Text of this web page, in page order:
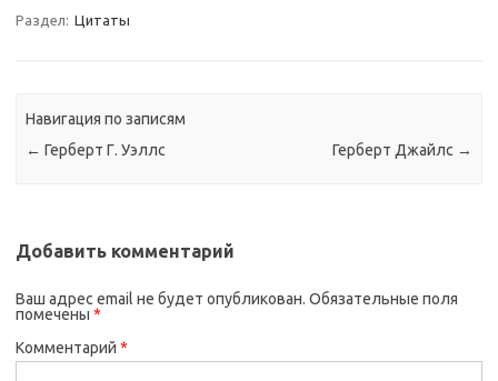
Раздел: Цитаты
Навигация по записям
← Герберт Г. Уэллс Герберт Джайлс →
Добавить комментарий
Ваш адрес email не будет опубликован. Обязательные поля
помечены *
Комментарий *